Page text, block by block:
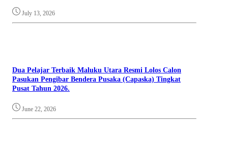
July 13, 2026
Dua Pelajar Terbaik Maluku Utara Resmi Lolos Calon
Pasukan Pengibar Bendera Pusaka (Capaska) Tingkat
Pusat Tahun 2026.
June 22, 2026